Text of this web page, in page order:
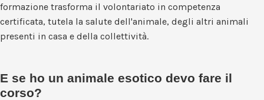
formazione trasforma il volontariato in competenza
certificata, tutela la salute dell'animale, degli altri animali
presenti in casa e della collettività.
E se ho un animale esotico devo fare il
corso?